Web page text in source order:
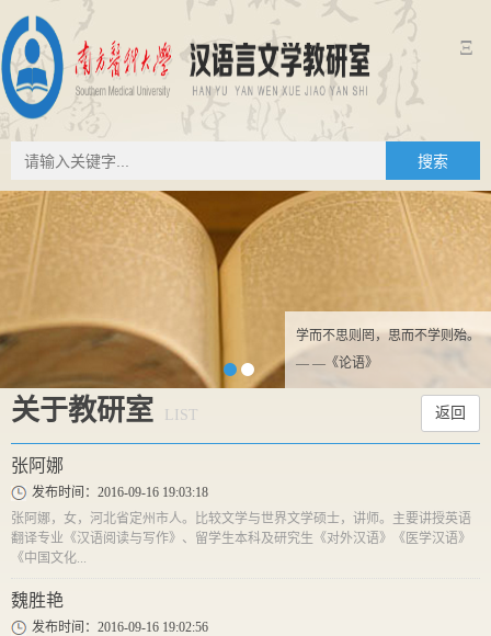
Ξ
搜索
学而不思则罔，思而不学则殆。
— —《论语》
关于教研室 LIST 返回
张阿娜
发布时间：2016-09-16 19:03:18
张阿娜，女，河北省定州市人。比较文学与世界文学硕士，讲师。主要讲授英语
翻译专业《汉语阅读与写作》、留学生本科及研究生《对外汉语》《医学汉语》
《中国文化...
魏胜艳
发布时间：2016-09-16 19:02:56